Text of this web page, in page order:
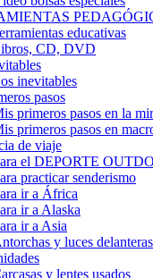
educativas
CD, DVD
inevitables
pasos
primeros pasos en la
primeros pasos en
de viaje
el DEPORTE
practicar senderismo
ir a África
ir a Alaska
ir a Asia
y luces delanteras
y lentes usados